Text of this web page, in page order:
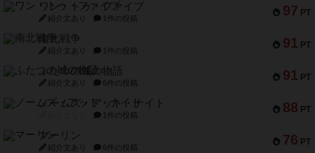
97 PT
ワン・トゥ・ファイブ
紹介文あり 1件の投稿
91 PT
南北戦争
紹介文あり 1件の投稿
91 PT
ふたつの城の物語
紹介文あり 6件の投稿
88 PT
ノームズ・アット・ナイト
1件の投稿
76 PT
マーリン
紹介文あり 6件の投稿